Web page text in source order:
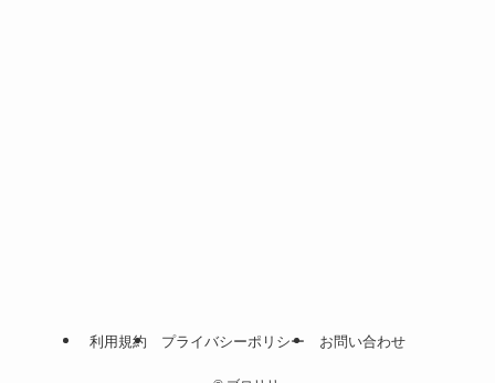
利用規約 プライバシーポリシー お問い合わせ